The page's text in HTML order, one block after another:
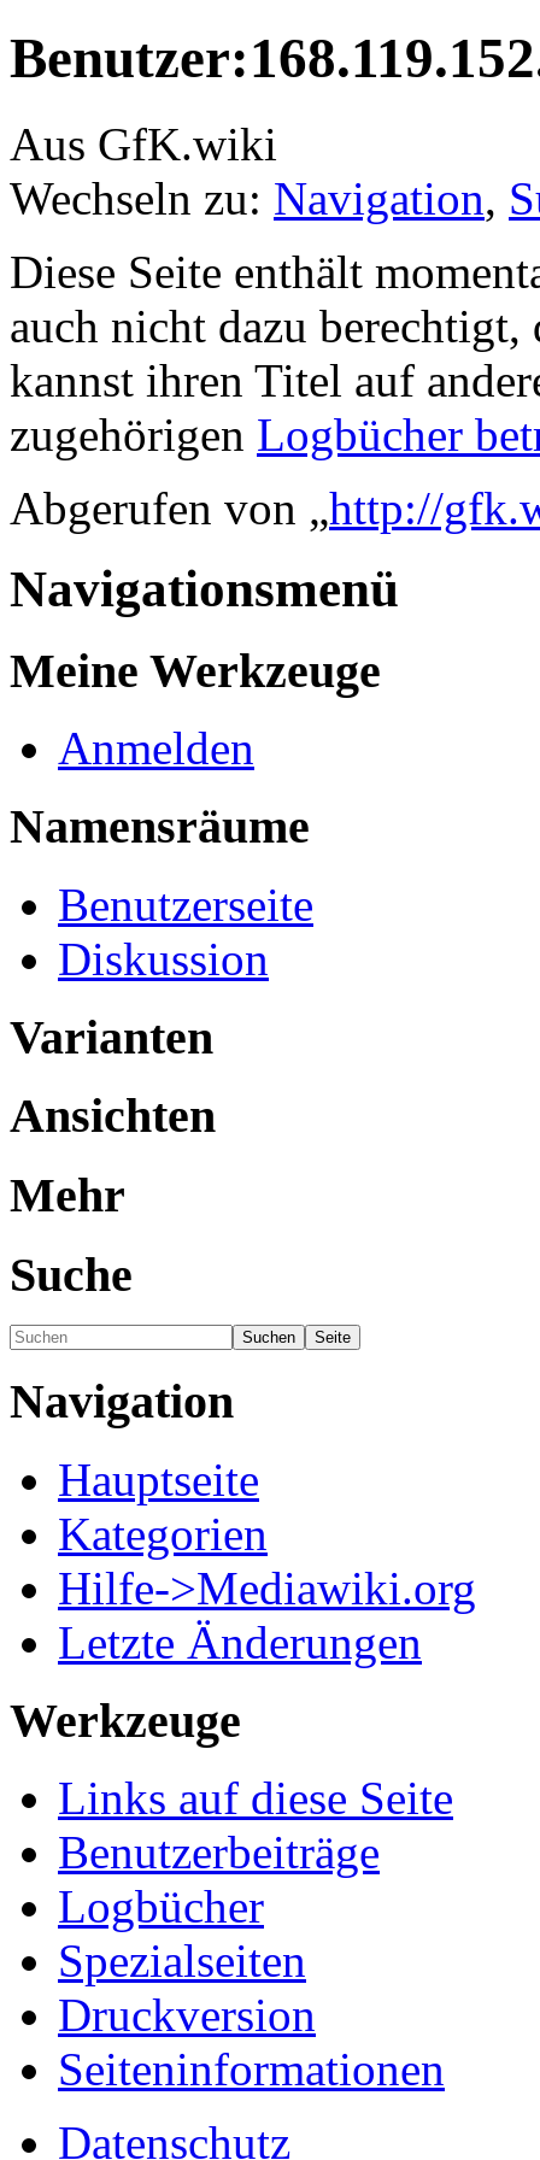
Aus GfK.wiki
Wechseln zu: Navigation,
Diese Seite enthält
auch nicht dazu berechtigt,
kannst ihren Titel auf
zugehörigen Logbücher
Abgerufen von „http://
Navigationsmenü
Meine Werkzeuge
Anmelden
Namensräume
Benutzerseite
Diskussion
Varianten
Ansichten
Mehr
Suche
Navigation
Hauptseite
Kategorien
Hilfe->Mediawiki.org
Letzte Änderungen
Werkzeuge
Links auf diese Seite
Benutzerbeiträge
Logbücher
Spezialseiten
Druckversion
Seiten­informationen
Datenschutz